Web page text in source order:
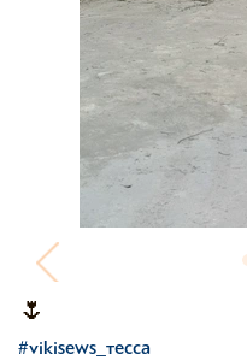
🌷
#vikisews_тесса